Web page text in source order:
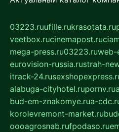
03223.ruufille.rukrasotata.ru
veetbox.rucinemapost.ru
mega-press.ru03223.ruweb-
eurovision-russia.rustrah-
itrack-24.ru
alabuga-cityhotel.rupornv.ru
bud-em-znakomye.rua-
korolevremont-market.ru
oooagrosnab.rufpodaso.ru